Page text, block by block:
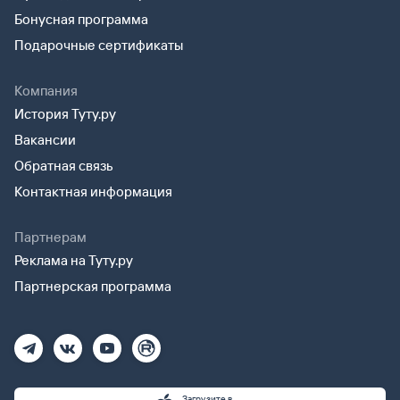
Бонусная программа
Подарочные сертификаты
Компания
История Туту.ру
Вакансии
Обратная связь
Контактная информация
Партнерам
Реклама на Туту.ру
Партнерская программа